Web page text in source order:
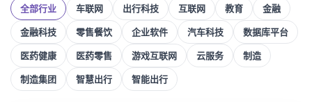
全部行业 车联网 出行科技 互联网 教育
金融
金融科技
零售餐饮 企业软件 汽车科技
数据库平台
医药健康
医药零售 游戏互联网 云服务
制造
制造集团
智慧出行 智能出行